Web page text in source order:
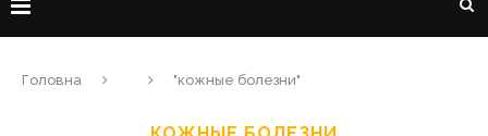
Головна "кожные болезни"